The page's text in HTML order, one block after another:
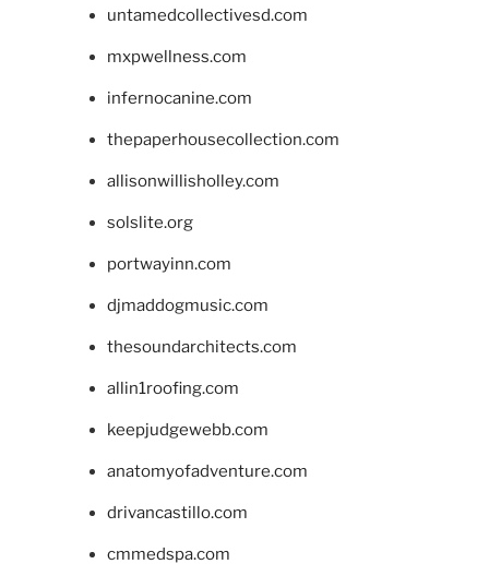
untamedcollectivesd.com
mxpwellness.com
infernocanine.com
thepaperhousecollection.com
allisonwillisholley.com
solslite.org
portwayinn.com
djmaddogmusic.com
thesoundarchitects.com
allin1roofing.com
keepjudgewebb.com
anatomyofadventure.com
drivancastillo.com
cmmedspa.com